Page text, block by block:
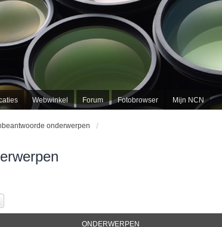
Webwinkel Forum Fotobrowser Mijn NCN
onderwerpen
ONDERWERPEN